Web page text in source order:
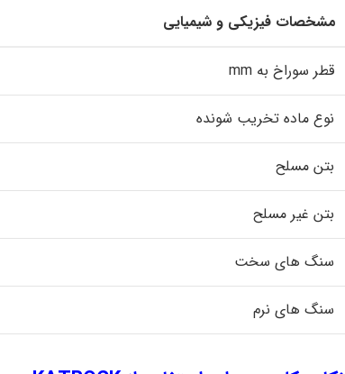
مشخصات فیزیکی و شیمیایی
قطر سوراخ به mm
نوع ماده تخریب شونده
بتن مسلح
بتن غیر مسلح
سنگ های سخت
سنگ های نرم